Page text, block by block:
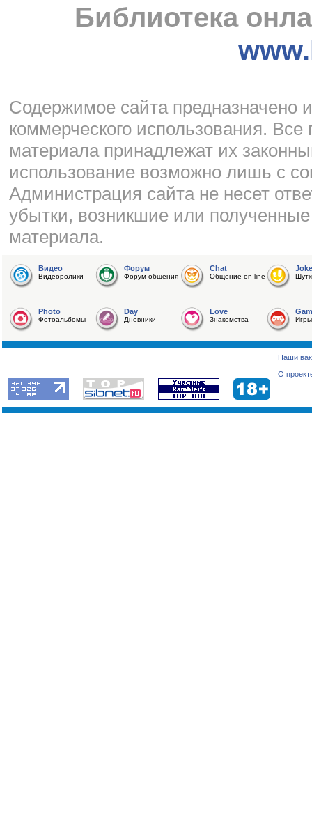
Библиотека
Cодержимое сайта предназначено
коммерческого использования.
материала принадлежат их
использование возможно лишь с
Администрация сайта не несет
убытки, возникшие или
материала.
Видео
Видеоролики
Форум
Форум общения
Chat
Общение on-line
Joke
Photo
Фотоальбомы
Day
Дневники
Love
Знакомства Игры
Наши
О